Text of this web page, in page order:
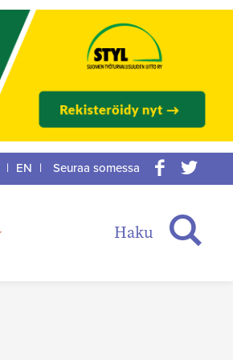
Haku
| EN |
Seuraa somessa